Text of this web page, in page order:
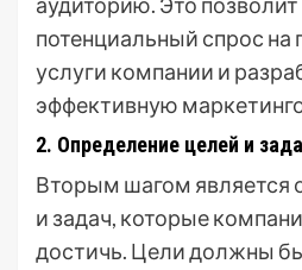
аудиторию. Это
потенциальный спрос
услуги компании и
эффективную
2. Определение целей и
Вторым шагом является
и задач, которые
достичь. Цели должны